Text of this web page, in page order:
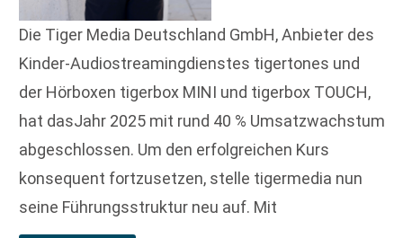
Die Tiger Media Deutschland GmbH, Anbieter des
Kinder-Audiostreamingdienstes tigertones und
der Hörboxen tigerbox MINI und tigerbox TOUCH,
hat dasJahr 2025 mit rund 40 % Umsatzwachstum
abgeschlossen. Um den erfolgreichen Kurs
konsequent fortzusetzen, stelle tigermedia nun
seine Führungsstruktur neu auf. Mit